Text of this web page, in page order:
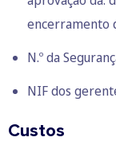
encerramento
N.º da
NIF dos
Custos